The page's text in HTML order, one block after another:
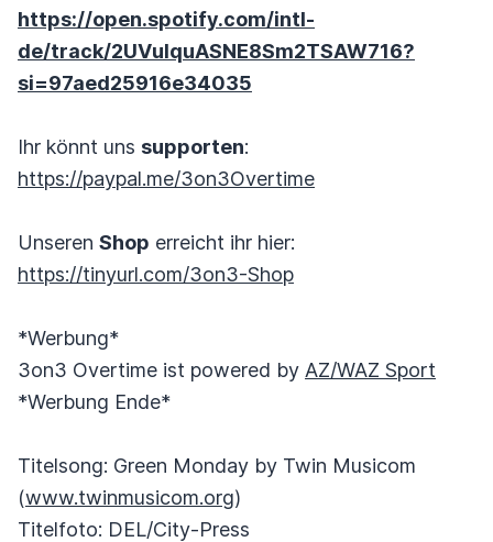
https://open.spotify.com/intl-
de/track/2UVuIquASNE8Sm2TSAW716?
si=97aed25916e34035
Ihr könnt uns supporten:
https://paypal.me/3on3Overtime
Unseren Shop erreicht ihr hier:
https://tinyurl.com/3on3-Shop
*Werbung*
3on3 Overtime ist powered by AZ/WAZ Sport
*Werbung Ende*
Titelsong: Green Monday by Twin Musicom
(www.twinmusicom.org)
Titelfoto: DEL/City-Press